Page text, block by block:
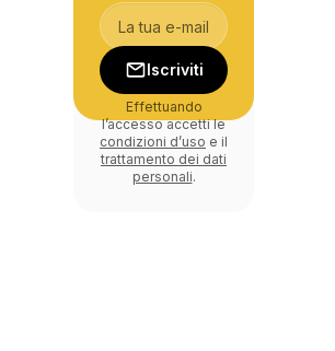
Iscriviti
Effettuando
l’accesso accetti le
condizioni d’uso e il
trattamento dei dati
personali.